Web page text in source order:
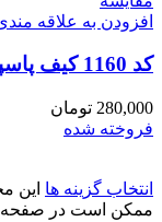
افزودن به علاقه
کد 1160 کیف پاسپورتی دوشی-کمری
280,000 تومان
فروخته شده
انتخاب گزینه ها این
ممکن است در صفحه